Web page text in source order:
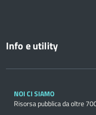
Info e utility
NOI CI SIAMO
Risorsa pubblica da oltre